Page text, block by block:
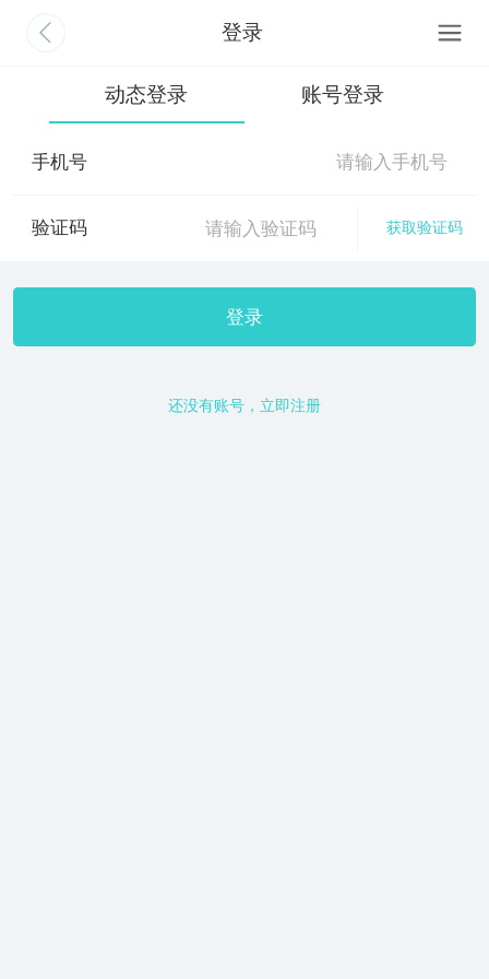
登录
动态登录 账号登录
手机号
验证码 获取验证码
登录
还没有账号，立即注册